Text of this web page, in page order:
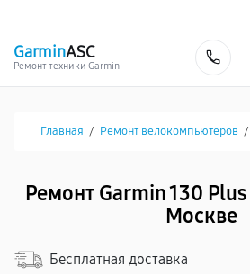
GarminASC
Ремонт техники Garmin
Главная / Ремонт велокомпьютеров /
Ремонт Garmin 130
Москве
Бесплатная доставка